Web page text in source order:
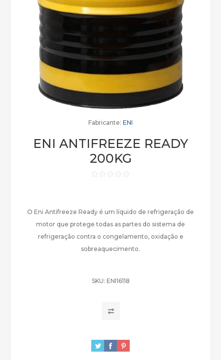
Fabricante: ENI
ENI ANTIFREEZE READY
200KG
O Eni Antifreeze Ready é um líquido de refrigeração de
motor que protege todas as partes do sistema de
refrigeração contra o congelamento, oxidação e
sobreaquecimento.
SKU: ENI16118